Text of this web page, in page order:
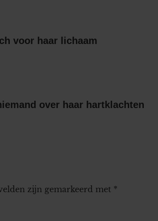
voor haar lichaam
over haar hartklachten
zijn gemarkeerd met *